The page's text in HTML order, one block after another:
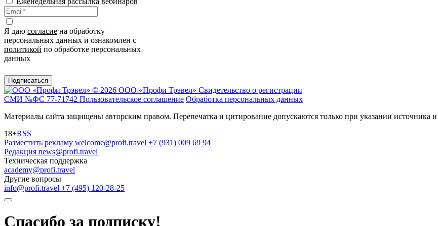
Я даю согласие на обработку
персональных данных и ознакомлен с
политикой по обработке персональных
данных
Подписаться
© 2026 ООО «Профи Трэвeл» Свидетельство о регистрации
СМИ №ФС 77-71742 Пользовательское соглашение Обработка персональных данных
Материалы сайта защищены авторским правом. Перепечатка и цитирование допускаются только при указании
18+RSS
Разместить рекламу welcome@profi.travel +7 (931) 009 69 94
Редакция news@profi.travel
Техническая поддержка
academy@profi.travel
Другие вопросы
info@profi.travel +7 (495) 120-28-25
Спасибо за подписку!